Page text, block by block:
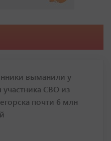
выманили у
СВО из
почти 6 млн